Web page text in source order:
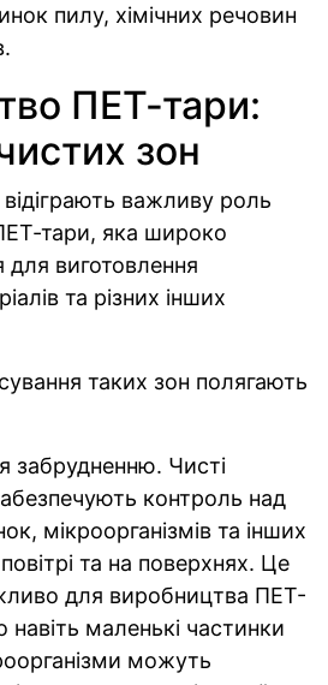
пилу, хімічних речовин
ПЕТ-тари:
зон
важливу роль
тари, яка широко
для виготовлення
та різних інших
таких зон полягають
забрудненню. Чисті
контроль над
мікроорганізмів та інших
та на поверхнях. Це
для виробництва ПЕТ-
маленькі частинки
можуть